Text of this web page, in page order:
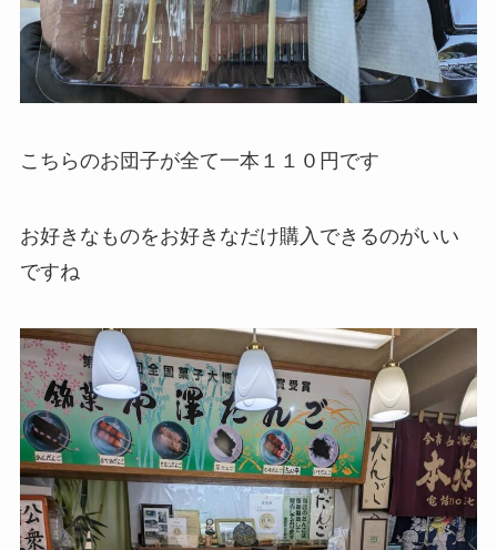
こちらのお団子が全て一本１１０円です
お好きなものをお好きなだけ購入できるのがいい
ですね